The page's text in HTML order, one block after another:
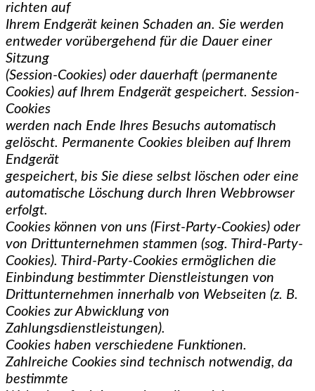
richten auf
Ihrem Endgerät keinen Schaden an. Sie werden
entweder vorübergehend für die Dauer einer
Sitzung
(Session-Cookies) oder dauerhaft (permanente
Cookies) auf Ihrem Endgerät gespeichert. Session-
Cookies
werden nach Ende Ihres Besuchs automatisch
gelöscht. Permanente Cookies bleiben auf Ihrem
Endgerät
gespeichert, bis Sie diese selbst löschen oder eine
automatische Löschung durch Ihren Webbrowser
erfolgt.
Cookies können von uns (First-Party-Cookies) oder
von Drittunternehmen stammen (sog. Third-Party-
Cookies). Third-Party-Cookies ermöglichen die
Einbindung bestimmter Dienstleistungen von
Drittunternehmen innerhalb von Webseiten (z. B.
Cookies zur Abwicklung von
Zahlungsdienstleistungen).
Cookies haben verschiedene Funktionen.
Zahlreiche Cookies sind technisch notwendig, da
bestimmte